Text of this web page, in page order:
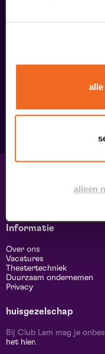
alleen
Informatie
Over ons
Vacatures
Theatertechniek
Duurzaam ondernemen
Privacy
huisgezelschap
Bij Club Lam mag je
het hier.